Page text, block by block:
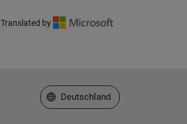
Translated by
Website auswählen
Deutschland